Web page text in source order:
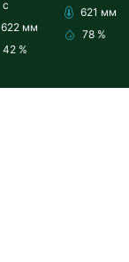
с
622 мм
42 %
621 мм
78 %